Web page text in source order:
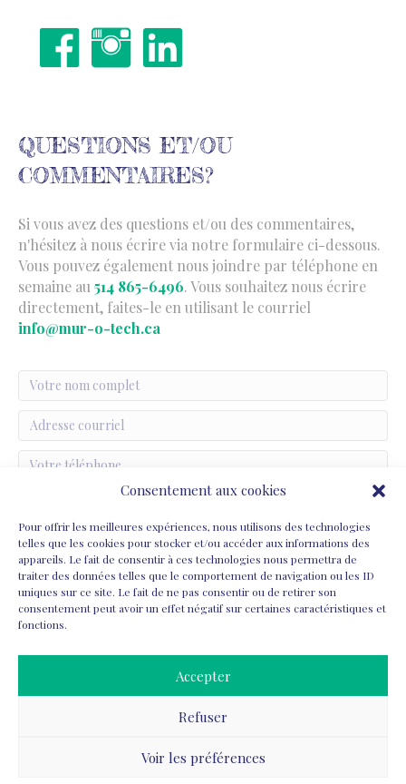
Consentement aux cookies
Pour offrir les meilleures expériences, nous utilisons des technologies
telles que les cookies pour stocker et/ou accéder aux informations des
appareils. Le fait de consentir à ces technologies nous permettra de
traiter des données telles que le comportement de navigation ou les ID
uniques sur ce site. Le fait de ne pas consentir ou de retirer son
consentement peut avoir un effet négatif sur certaines caractéristiques et
fonctions.
Accepter
Refuser
Voir les préférences
QUESTIONS ET/OU
COMMENTAIRES?
Si vous avez des questions et/ou des commentaires,
n'hésitez à nous écrire via notre formulaire ci-dessous.
Vous pouvez également nous joindre par téléphone en
semaine au 514 865-6496. Vous souhaitez nous écrire
directement, faites-le en utilisant le courriel
info@mur-o-tech.ca
Propulsé par l'Office du Commerce Canadien